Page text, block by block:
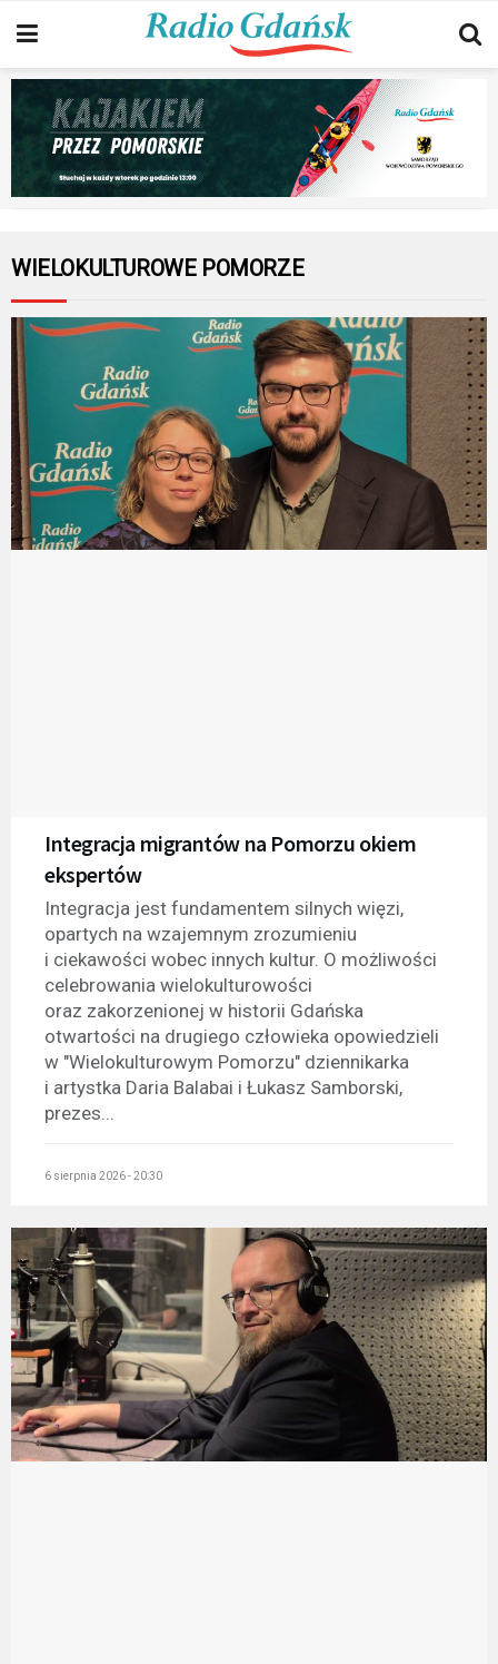
WIELOKULTUROWE POMORZE
Integracja migrantów na Pomorzu okiem
ekspertów
Integracja jest fundamentem silnych więzi,
opartych na wzajemnym zrozumieniu
i ciekawości wobec innych kultur. O możliwości
celebrowania wielokulturowości
oraz zakorzenionej w historii Gdańska
otwartości na drugiego człowieka opowiedzieli
w "Wielokulturowym Pomorzu" dziennikarka
i artystka Daria Balabai i Łukasz Samborski,
prezes...
6 sierpnia 2026 - 20:30